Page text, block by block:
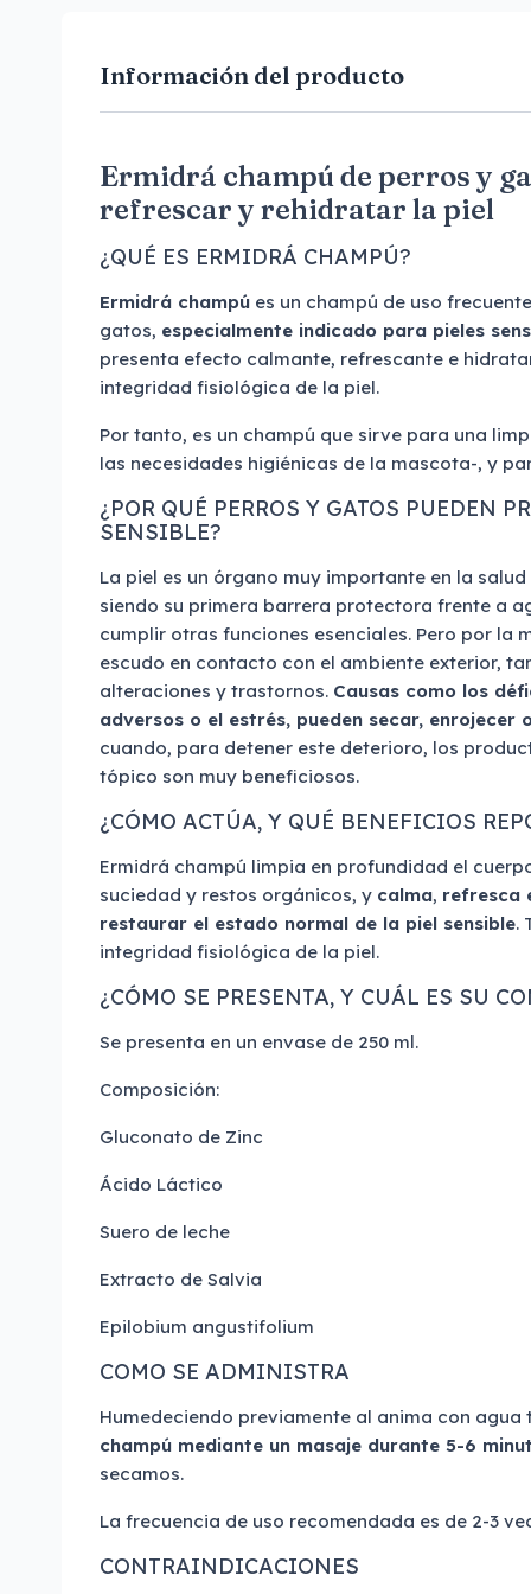
Información del producto
Ermidrá champú de perros y
refrescar y rehidratar la piel
¿QUÉ ES ERMIDRÁ CHAMPÚ?
Ermidrá champú es un champú de uso
gatos, especialmente indicado para pieles
presenta efecto calmante, refrescante e
integridad fisiológica de la piel.
Por tanto, es un champú que sirve para una
las necesidades higiénicas de la mascota-, y
¿POR QUÉ PERROS Y GATOS PUEDEN
SENSIBLE?
La piel es un órgano muy importante en la
siendo su primera barrera protectora frente a
cumplir otras funciones esenciales. Pero por la
escudo en contacto con el ambiente exterior,
alteraciones y trastornos. Causas como los
adversos o el estrés, pueden secar, enrojecer
cuando, para detener este deterioro, los
tópico son muy beneficiosos.
¿CÓMO ACTÚA, Y QUÉ BENEFICIOS
Ermidrá champú limpia en profundidad el
suciedad y restos orgánicos, y calma, refresca
restaurar el estado normal de la piel sensible.
integridad fisiológica de la piel.
¿CÓMO SE PRESENTA, Y CUÁL ES SU
Se presenta en un envase de 250 ml.
Composición:
Gluconato de Zinc
Ácido Láctico
Suero de leche
Extracto de Salvia
Epilobium angustifolium
COMO SE ADMINISTRA
Humedeciendo previamente al anima con agua
champú mediante un masaje durante 5-6
secamos.
La frecuencia de uso recomendada es de 2-3
CONTRAINDICACIONES